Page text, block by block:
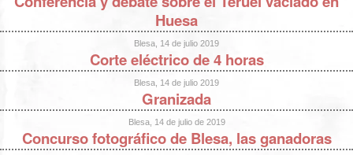
Huesa
Blesa, 14 de julio 2019
Corte eléctrico de 4 horas
Blesa, 14 de julio 2019
Granizada
Blesa, 14 de julio de 2019
Concurso fotográfico de Blesa, las ganadoras